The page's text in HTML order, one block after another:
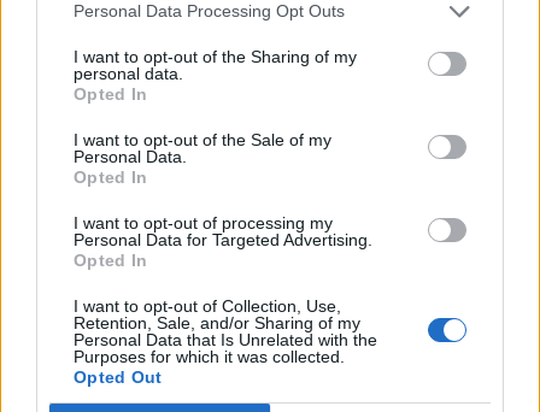
Personal Data Processing Opt Outs
I want to opt-out of the Sharing of my
personal data.
Opted In
I want to opt-out of the Sale of my
Personal Data.
Opted In
I want to opt-out of processing my
Personal Data for Targeted Advertising.
Opted In
I want to opt-out of Collection, Use,
Retention, Sale, and/or Sharing of my
Personal Data that Is Unrelated with the
Purposes for which it was collected.
Opted Out
colorent ou tachent.
Éloignez les enfants et les animaux lors de
l’utilisation.
l’accumulation de composés aromatiques.
Conservez votre brume d’ambiance à l’abri de la
lumière et de la chaleur.
Respectez la liste des huiles essentielles
enfants et les animaux.
Faites toujours un test sur une petite surface si
vous souhaitez parfumer des tissus.